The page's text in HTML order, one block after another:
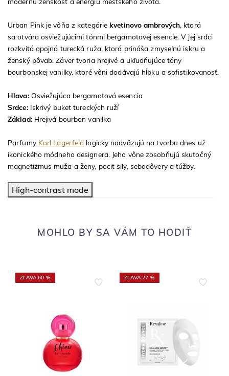
Urban Pink je vôňa z kategórie kvetinovo ambrových, ktorá
sa otvára osviežujúcimi tónmi bergamotovej esencie. V jej srdci
rozkvitá opojná turecká ruža, ktorá prináša zmyseľnú iskru a
ženský pôvab. Záver tvoria hrejivé a ukľudňujúce tóny
bourbonskej vanilky, ktoré vôni dodávajú hĺbku a sofistikovanosť.
Hlava:Osviežujúca bergamotová esencia
Srdce:Iskrivý buket tureckých ruží
Základ:Hrejivá bourbon vanilka
Parfumy Karl Lagerfeld logicky nadväzujú na tvorbu dnes už
ikonického módneho designera. Jeho vône zosobňujú skutočný
magnetizmus muža a ženy, pocit sily, sebadôvery a túžby.
High-contrast mode
MOHLO BY SA VÁM TO HODIŤ
ZĽAVA 60 % ZĽAVA 27 %